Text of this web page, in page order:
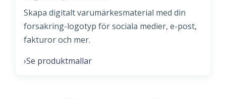
Skapa digitalt varumärkesmaterial med din
forsakring-logotyp för sociala medier, e-post,
fakturor och mer.
›Se produktmallar